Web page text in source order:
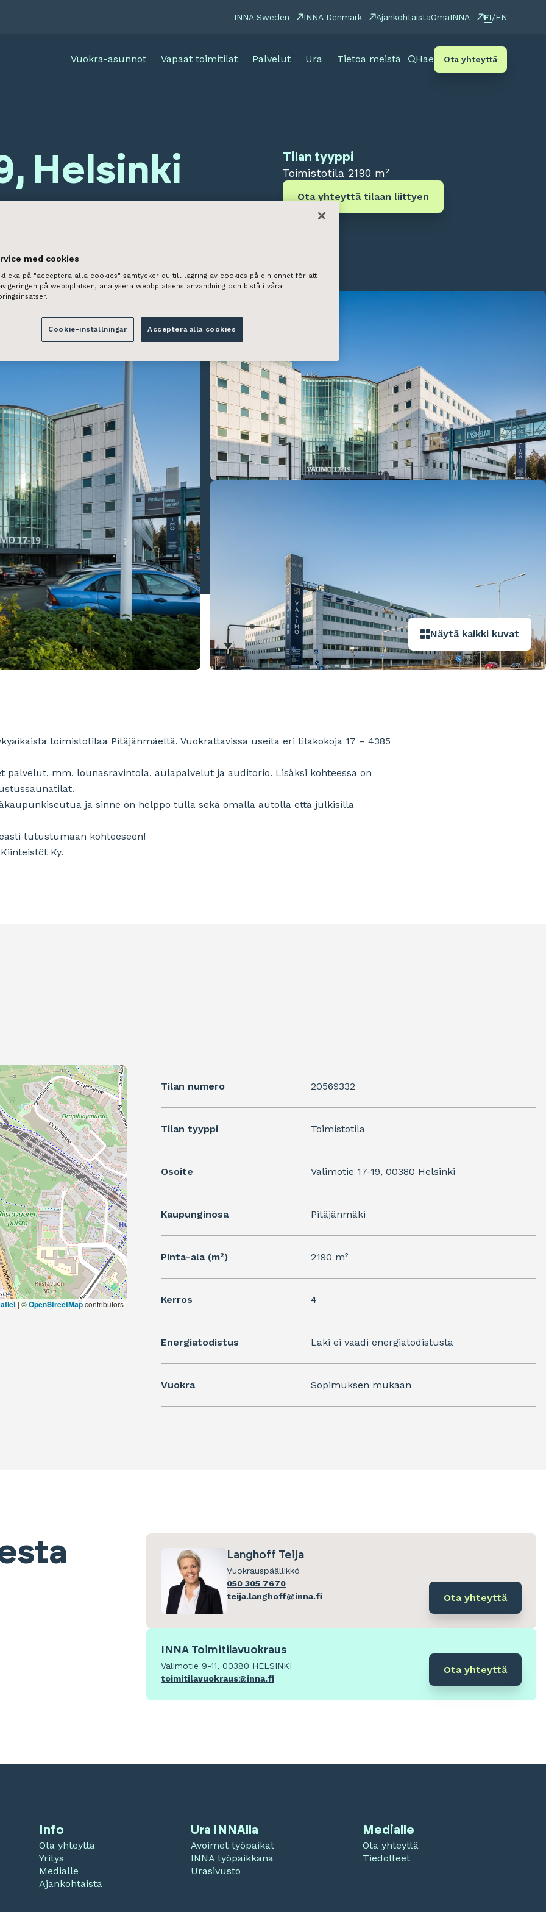
INNA Sweden INNA Denmark AjankohtaistaOmaINNA FI/EN
Vuokra-asunnot Vapaat toimitilat Palvelut Ura Tietoa meistä Hae Ota yhteyttä
Helsinki Tilan tyyppi
Toimistotila 2190 m²
Ota yhteyttä tilaan liittyen
Näytä kaikki kuvat
toimistotilaa Pitäjänmäeltä. Vuokrattavissa useita eri tilakokoja 17 – 4385
palvelut, mm. lounasravintola, aulapalvelut ja auditorio. Lisäksi kohteessa on
ja sinne on helppo tulla sekä omalla autolla että julkisilla
tutustumaan kohteeseen!
Ky.
|©OpenStreetMapcontributors
Tilan numero 20569332
Tilan tyyppi Toimistotila
Osoite Valimotie 17-19, 00380 Helsinki
Kaupunginosa Pitäjänmäki
Pinta-ala (m²) 2190 m²
Kerros 4
Energiatodistus Laki ei vaadi energiatodistusta
Vuokra Sopimuksen mukaan
Langhoff Teija
Vuokrauspäällikkö
050 305 7670
teija.langhoff@inna.fi
Ota yhteyttä
INNA Toimitilavuokraus
Valimotie 9-11, 00380 HELSINKI
toimitilavuokraus@inna.fi
Ota yhteyttä
Info
Ota yhteyttä
Yritys
Medialle
Ajankohtaista
Ura INNAlla
Avoimet työpaikat
INNA työpaikkana
Urasivusto
Medialle
Ota yhteyttä
Tiedotteet
med cookies
på "acceptera alla cookies" samtycker du till lagring av cookies på din enhet för att
på webbplatsen, analysera webbplatsens användning och bistå i våra
Cookie-inställningar Acceptera alla cookies